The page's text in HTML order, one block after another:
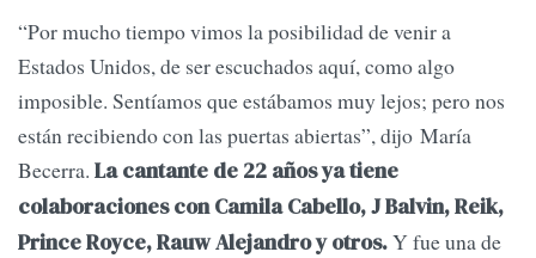
“Por mucho tiempo vimos la posibilidad de venir a
Estados Unidos, de ser escuchados aquí, como algo
imposible. Sentíamos que estábamos muy lejos; pero nos
están recibiendo con las puertas abiertas”, dijo María
Becerra. La cantante de 22 años ya tiene
colaboraciones con Camila Cabello, J Balvin, Reik,
Prince Royce, Rauw Alejandro y otros.Y fue una de